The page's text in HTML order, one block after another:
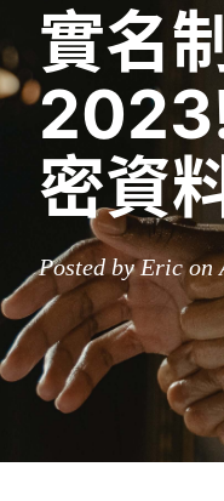
實名
密資
Posted by Eric on